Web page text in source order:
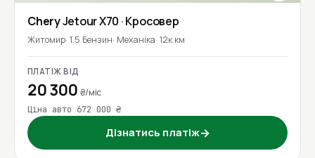
CheryJetour X70 · Кросовер
Житомир 1.5 Бензин Механіка 12к км
ПЛАТІЖ ВІД
20 300 ₴/міс
Ціна авто 672 000 ₴
Дізнатись платіж→